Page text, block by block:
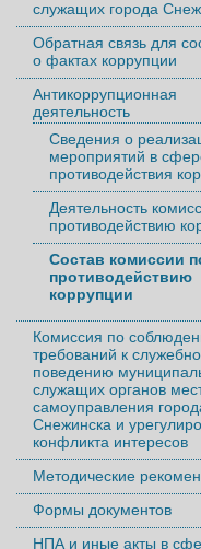
служащих города
Обратная связь для
о фактах коррупции
Антикоррупционная
деятельность
Сведения о
мероприятий в
противодействия
Деятельность
противодействию
Состав комиссии
противодействию
коррупции
Комиссия по
требований к
поведению
служащих органов
самоуправления
Снежинска и
конфликта интересов
Методические
Формы документов
НПА и иные акты в